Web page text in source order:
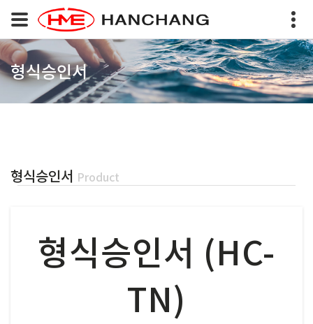
형식승인서
형식승인서 Product
형식승인서 (HC-
TN)